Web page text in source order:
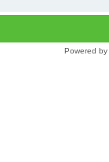
Powered by